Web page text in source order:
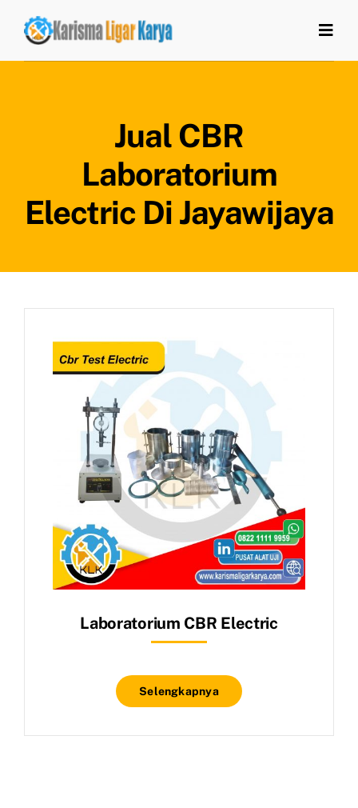
content
Artikel
Jual CBR
Laboratorium
Electric Di Jayawijaya
Laboratorium CBR Electric
Selengkapnya